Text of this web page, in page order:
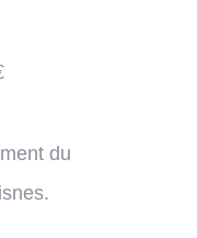
du